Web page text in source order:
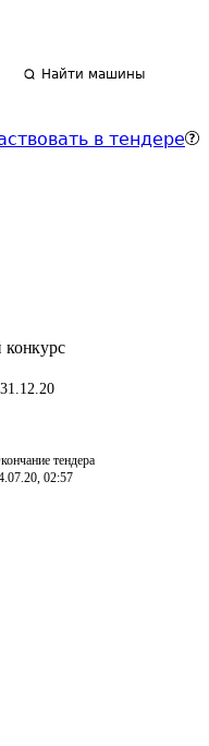
Найти машины
в тендере
тендера
02:57